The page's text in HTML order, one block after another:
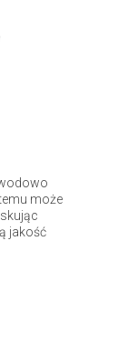
może
jakość